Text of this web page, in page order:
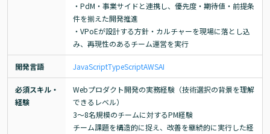
・PdM・事業サイドと連携し、優先度・期待値・前提条
件を揃えた開発推進
・VPoEが設計する方針・カルチャーを現場に落とし込
み、再現性のあるチーム運営を実行
開発言語 JavaScriptTypeScriptAWSAI
必須スキル・
経験
Webプロダクト開発の実務経験（技術選択の背景を理解
できるレベル）
3～8名規模のチームに対するPM経験
チーム課題を構造的に捉え、改善を継続的に実行した経